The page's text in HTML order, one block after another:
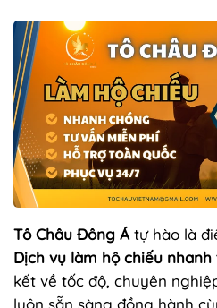
Tô Châu Đông Átự hào là
Dịch vụ làm hộ chiếu nhanh
kết về tốc độ, chuyên
luôn sẵn sàng đồng hành